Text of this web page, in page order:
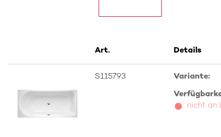
Art. Details
S115793 Variante:
nicht an